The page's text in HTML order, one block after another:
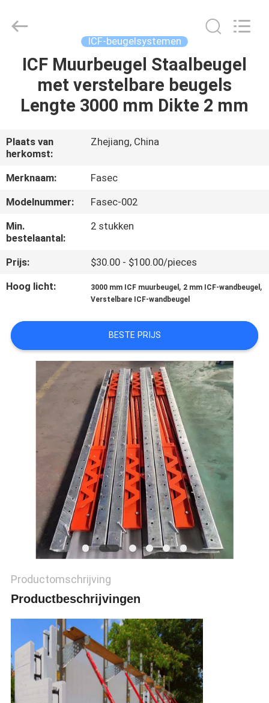
HUIS
PRODUCTEN
ONGEVEER
ONS
FABRIEKSREIS
KWALITEITSCONTROLE
CONTACTEER
ONS
NIEUWS
GEVALLEN
OM EEN
CITAAT
SITEMAP
PRIVACY
POLICY
FASEC
Buildings
ICF-beugelsystemen
ICF Muurbeugel Staalbeugel
met verstelbare beugels
Lengte 3000 mm Dikte 2 mm
Plaats van
herkomst:
Zhejiang, China
Merknaam:
Fasec
Modelnummer:
Fasec-002
Min.
bestelaantal:
2 stukken
Prijs:
$30.00 - $100.00/pieces
Hoog licht:
3000 mm ICF muurbeugel , 2 mm ICF-wandbeugel ,
Verstelbare ICF-wandbeugel
BESTE PRIJS
Productomschrijving
Productbeschrijvingen